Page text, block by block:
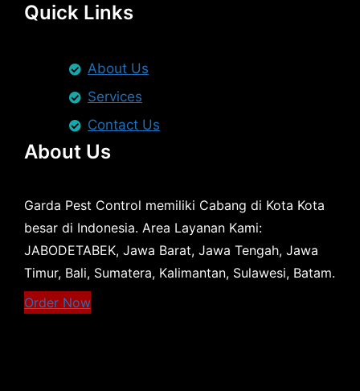
Quick Links
About Us
Services
Contact Us
About Us
Garda Pest Control memiliki Cabang di Kota Kota
besar di Indonesia. Area Layanan Kami:
JABODETABEK, Jawa Barat, Jawa Tengah, Jawa
Timur, Bali, Sumatera, Kalimantan, Sulawesi, Batam.
Order Now